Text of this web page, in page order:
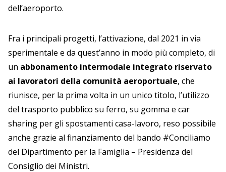
dell’aeroporto.
Fra i principali progetti, l’attivazione, dal 2021 in via
sperimentale e da quest’anno in modo più completo, di
un abbonamento intermodale integrato riservato
ai lavoratori della comunità aeroportuale, che
riunisce, per la prima volta in un unico titolo, l’utilizzo
del trasporto pubblico su ferro, su gomma e car
sharing per gli spostamenti casa-lavoro, reso possibile
anche grazie al finanziamento del bando #Conciliamo
del Dipartimento per la Famiglia – Presidenza del
Consiglio dei Ministri.